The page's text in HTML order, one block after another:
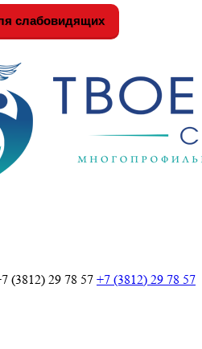
слабовидящих
(3812) 29 78 57 +7 (3812) 29 78 57